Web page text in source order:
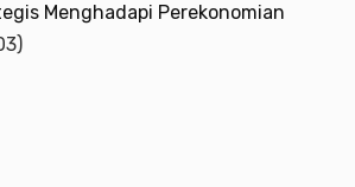
Menghadapi Perekonomian